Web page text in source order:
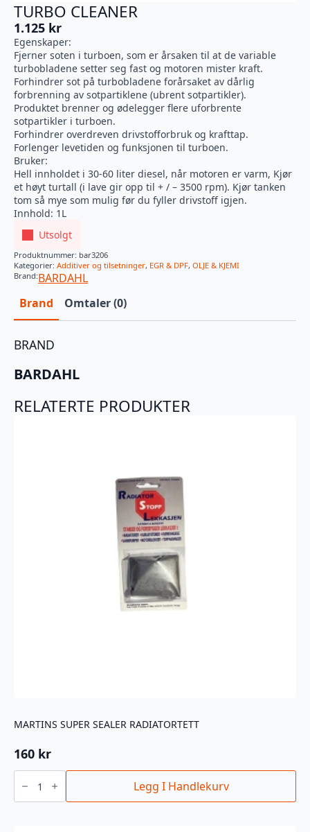
TURBO CLEANER
1.125 kr
Egenskaper:
Fjerner soten i turboen, som er årsaken til at de variable
turbobladene setter seg fast og motoren mister kraft.
Forhindrer sot på turbobladene forårsaket av dårlig
forbrenning av sotpartiklene (ubrent sotpartikler).
Produktet brenner og ødelegger flere uforbrente
sotpartikler i turboen.
Forhindrer overdreven drivstofforbruk og krafttap.
Forlenger levetiden og funksjonen til turboen.
Bruker:
Hell innholdet i 30-60 liter diesel, når motoren er varm, Kjør
et høyt turtall (i lave gir opp til + / – 3500 rpm). Kjør tanken
tom så mye som mulig før du fyller drivstoff igjen.
Innhold: 1L
Utsolgt
Produktnummer: bar3206
Kategorier: Additiver og tilsetninger, EGR & DPF, OLJE & KJEMI
Brand:BARDAHL
Brand
Omtaler (0)
BRAND
BARDAHL
RELATERTE PRODUKTER
MARTINS SUPER SEALER RADIATORTETT
160 kr
MARTINS
SUPER
SEALER
RADIATORTETT
Legg I Handlekurv